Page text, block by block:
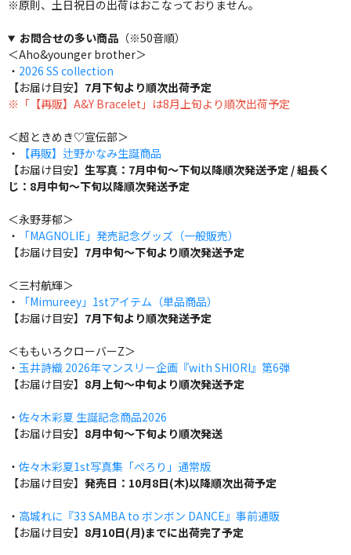
※原則、土日祝日の出荷はおこなっておりません。
お問合せの多い商品（※50音順）
＜Aho&younger brother＞
・ 2026 SS collection
【お届け目安】 7月下旬より順次出荷予定
※「【再販】A&Y Bracelet」は8月上旬より順次出荷予定
＜超ときめき♡宣伝部＞
・
【再販】辻野かなみ生誕商品
【お届け目安】 生写真：7月中旬～下旬以降順次発送予定 / 組長く
じ：8月中旬～下旬以降順次発送予定
＜永野芽郁＞
・
「MAGNOLIE」発売記念グッズ（一般販売）
【お届け目安】 7月中旬～下旬より順次発送予定
＜三村航輝＞
・
「Mimureey」1stアイテム（単品商品）
【お届け目安】 7月下旬より順次発送予定
＜ももいろクローバーZ＞
・ 玉井詩織 2026年マンスリー企画『with SHIORI』第6弾
【お届け目安】 8月上旬～中旬より順次発送予定
・ 佐々木彩夏 生誕記念商品2026
【お届け目安】 8月中旬～下旬より順次発送
・ 佐々木彩夏1st写真集「ぺろり」通常版
【お届け目安】 発売日：10月8日(木)以降順次出荷予定
・ 高城れに『33 SAMBA to ボンボン DANCE』事前通販
【お届け目安】 8月10日(月)までに出荷完了予定